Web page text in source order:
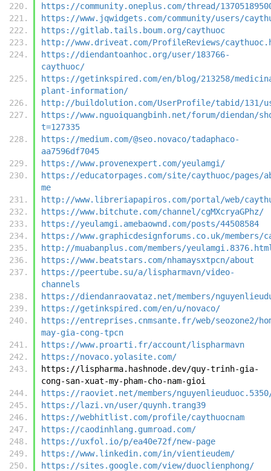
https://community.oneplus.com/thread/
https://www.jqwidgets.com/community/users/
https://gitlab.tails.boum.org/caythuoc
http://www.driveat.com/ProfileReviews/
https://diendantoanhoc.org/user/183766-
caythuoc/
https://getinkspired.com/en/blog/213258/
plant-information/
http://buildolution.com/UserProfile/tabid/131/
https://www.nguoiquangbinh.net/forum/diendan/
t=127335
https://medium.com/@seo.novaco/tadaphaco-
aa7596df7045
https://www.provenexpert.com/yeulamgi/
https://educatorpages.com/site/caythuoc/pages/
me
http://www.libreriapapiros.com/portal/web/
https://www.bitchute.com/channel/cgMXcryaGPhz/
https://yeulamgi.amebaownd.com/posts/44508584
https://www.graphicdesignforums.co.uk/members/
http://muabanplus.com/members/
https://www.beatstars.com/nhamaysxtpcn/about
https://peertube.su/a/lispharmavn/video-
channels
https://diendanraovataz.net/members/
https://getinkspired.com/en/u/novaco/
https://entreprises.cnmsante.fr/web/seozone2/
may-gia-cong-tpcn
https://www.proarti.fr/account/lispharmavn
https://novaco.yolasite.com/
https://lispharma.hashnode.dev/quy-trinh-gia-
cong-san-xuat-my-pham-cho-nam-gioi
https://raoviet.net/members/
https://lazi.vn/user/quynh.trang39
https://webhitlist.com/profile/caythuocnam
https://caodinhlang.gumroad.com/
https://uxfol.io/p/ea40e72f/new-page
https://www.linkedin.com/in/vientieudem/
https://sites.google.com/view/duoclienphong/